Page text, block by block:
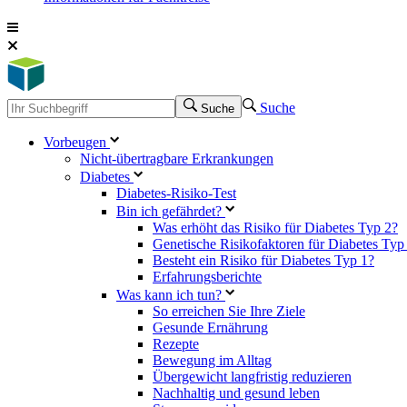
Suche Suche
Vorbeugen
Nicht-übertragbare Erkrankungen
Diabetes
Diabetes-Risiko-Test
Bin ich gefährdet?
Was erhöht das Risiko für Diabetes Typ 2?
Genetische Risikofaktoren für Diabetes Typ
Besteht ein Risiko für Diabetes Typ 1?
Erfahrungsberichte
Was kann ich tun?
So erreichen Sie Ihre Ziele
Gesunde Ernährung
Rezepte
Bewegung im Alltag
Übergewicht langfristig reduzieren
Nachhaltig und gesund leben